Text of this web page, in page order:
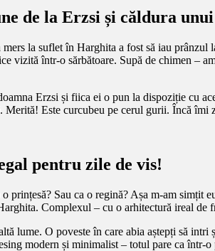
de la Erzsi și căldura
mers la suflet în Harghita a fost să iau
vizită într-o sărbătoare. Supă de chimen –
Erzsi și fiica ei o pun la dispoziție cu
Merită! Este curcubeu pe cerul gurii. Încă
pentru zile de vis!
prințesă? Sau ca o regină? Așa m-am simțit
Complexul – cu o arhitectură ireal
lume. O poveste în care abia aștepți să
modern și minimalist – totul pare ca într-